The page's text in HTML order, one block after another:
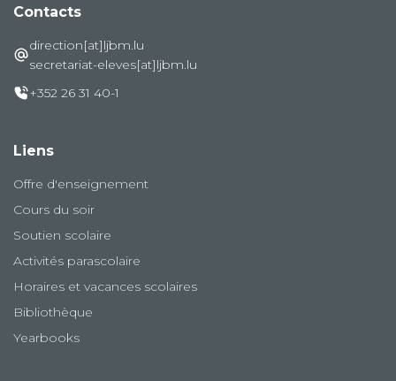
Contacts
direction[at]ljbm.lu
secretariat-eleves[at]ljbm.lu
+352 26 31 40-1
Liens
Offre d'enseignement
Cours du soir
Soutien scolaire
Activités parascolaire
Horaires et vacances scolaires
Bibliothèque
Yearbooks